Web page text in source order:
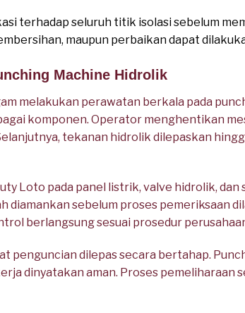
terhadap seluruh titik isolasi sebelum
maupun perbaikan dapat
Machine Hidrolik
melakukan perawatan berkala pada
komponen. Operator menghentikan
tekanan hidrolik dilepaskan
Loto pada panel listrik, valve hidrolik,
diamankan sebelum proses pemeriksaan
berlangsung sesuai prosedur
penguncian dilepas secara bertahap.
dinyatakan aman. Proses pemeliharaan